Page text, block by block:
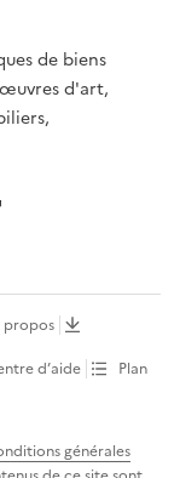
de biens
d'art,
propos
d’aide
Plan
générales